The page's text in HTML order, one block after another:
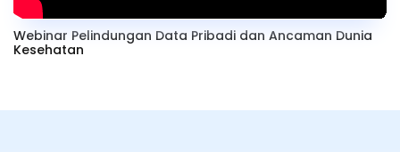
Webinar Pelindungan Data Pribadi dan Ancaman Dunia
Kesehatan